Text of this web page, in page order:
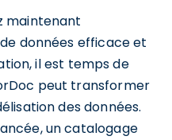
maintenant
données efficace et
il est temps de
peut transformer
des données.
un catalogage